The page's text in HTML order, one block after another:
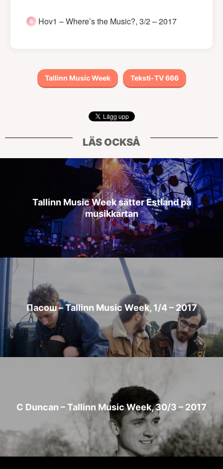
Hov1 – Where’s the Music?, 3/2 – 2017
Tallinn Music Week Teksti-TV 666
LÄS OCKSÅ
Tallinn Music Week sätter Estland på
musikkartan
Пасош – Tallinn Music Week, 1/4 – 2017
C Duncan – Tallinn Music Week, 30/3 – 2017